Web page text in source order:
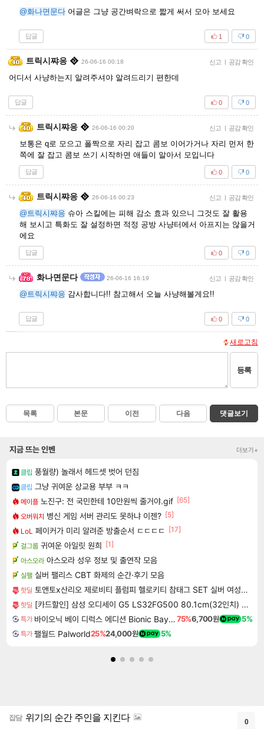
@화나면문다 어글은 그냥 공간벼락으로 짧게 써서 모아 보세요
답글 0
1
트릭시쨔응 26-06-16 00:18 신고 | 공감 확인
어디서 사냥하는지 알려주셔야 알려드리기 편한데
답글 0
0
트릭시쨔응 26-06-16 00:20 신고 | 공감 확인
보통은 q로 모으고 폴짝으로 자리 잡고 콤보 이어가거나 자리 먼저 한
쪽에 잘 잡고 콤보 쓰기 시작하면 애들이 알아서 모입니다
답글 0
0
트릭시쨔응 26-06-16 00:23 신고 | 공감 확인
@트릭시쨔응 슈아 스킬에는 피해 감소 효과 있으니 그것도 잘 활용
해 보시고 특화도 잘 설정하면 적정 공방 사냥터에서 아프지는 않을거
에요
답글 0
0
화나면문다 26-06-16 16:19 신고 | 공감 확인
@트릭시쨔응 감사합니다!! 참고해서 오늘 사냥해볼게요!!
답글 0
0
새로고침
등록
목록 본문 이전 다음 댓글보기
지금 뜨는 인벤 더보기+
클립 풍월량) 놀래서 헤드셋 벗어 던짐
클립 그냥 귀여운 상교용 부부 ㅋㅋ
메이플 노진구: 전 국민한테 10만원씩 줄거야.gif [65]
오버워치 병신 게임 서버 관리도 못하냐 이젠? [5]
LoL 페이커가 미리 알려준 방출순서 ㄷㄷㄷㄷ
[17]
걸그룹 귀여운 아일릿 원희 [1]
아스오라 아스오라 성우 정보 및 출연작 모음
실팰 실버 팰리스 CBT 화제의 순간·후기 모음
핫딜 토앤토x산리오 제로비티 플럼피 헬로키티 참태그 SET 실버 여성용 쪼리
핫딜 [카드할인] 삼성 오디세이 G5 LS32FG500 80.1cm(32인치) 게이밍 모니터 180Hz
특가 바이오닉 베이 디럭스 에디션 Bionic Bay Deluxe Edition75%6,700원 5%
특가 팰월드 Palworld25%24,000원 5%
잡담 위기의 순간 주인을 지킨다 0